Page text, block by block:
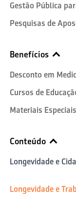
Gestão Pública
Pesquisas de
Benefícios
Desconto em
Cursos de
Materiais Especiais
Conteúdo
Longevidade e
Longevidade e